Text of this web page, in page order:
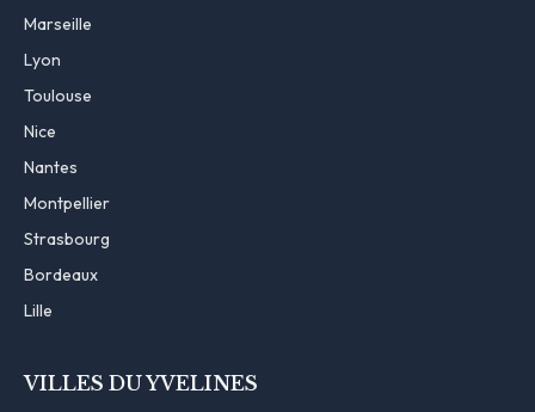
Marseille
Lyon
Toulouse
Nice
Nantes
Montpellier
Strasbourg
Bordeaux
Lille
VILLES DU YVELINES